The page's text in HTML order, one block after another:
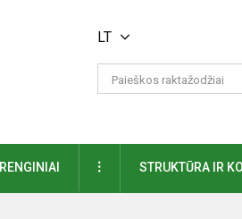
LT
RENGINIAI DAUGIAUSTRUKTŪRA IR